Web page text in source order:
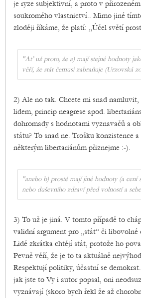
je ryze subjektivní, a proto v
soukromého vlastnictví.. Mimo jiné
zloději říkáme, že platí: „Účel světí
"Ať už proto, že a) mají stejné hodnoty
věří, že stát čemusi zabraňuje (Urzovská
2) Ale no tak. Chcete mi snad namluvit,
lidem, princip neagrese apod.
dohromady s hodnotami vyznavačů a
státu? To snad ne. Trošku konzistence
některým libertariánům přiznejme :-).
"anebo b) prostě mají jiné hodnoty (a cení
nebo duševního zdraví před volností a
3) To už je jiná. V tomto případě to
validní argument pro „stát“ či libovolné
Lidé zkrátka chtějí stát, protože ho
Pevně věří, že je to ta aktuálně
Respektují politiky, účastní se
jak jste to Vy i autor popsal, oni
vyznávají (skoro bych řekl že až